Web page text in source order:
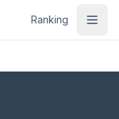
Ranking